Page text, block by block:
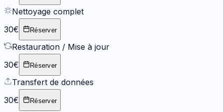
Nettoyage complet
30€
Réserver
Restauration / Mise à jour
30€
Réserver
Transfert de données
30€
Réserver